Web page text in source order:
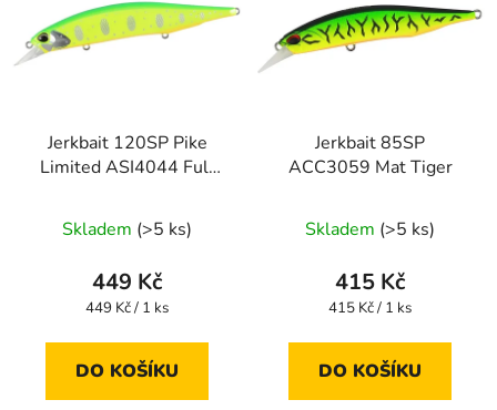
Jerkbait 120SP Pike
Limited ASI4044 Full
Skladem (>5 ks)
449 Kč
Měrná
449 Kč / 1 ks
DO KOŠÍKU
Jerkbait 85SP
ACC3059 Mat Tiger
Skladem (>5 ks)
415 Kč
Měrná
415 Kč / 1 ks
DO KOŠÍKU